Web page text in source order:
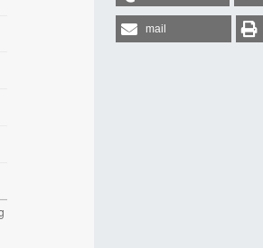
mail